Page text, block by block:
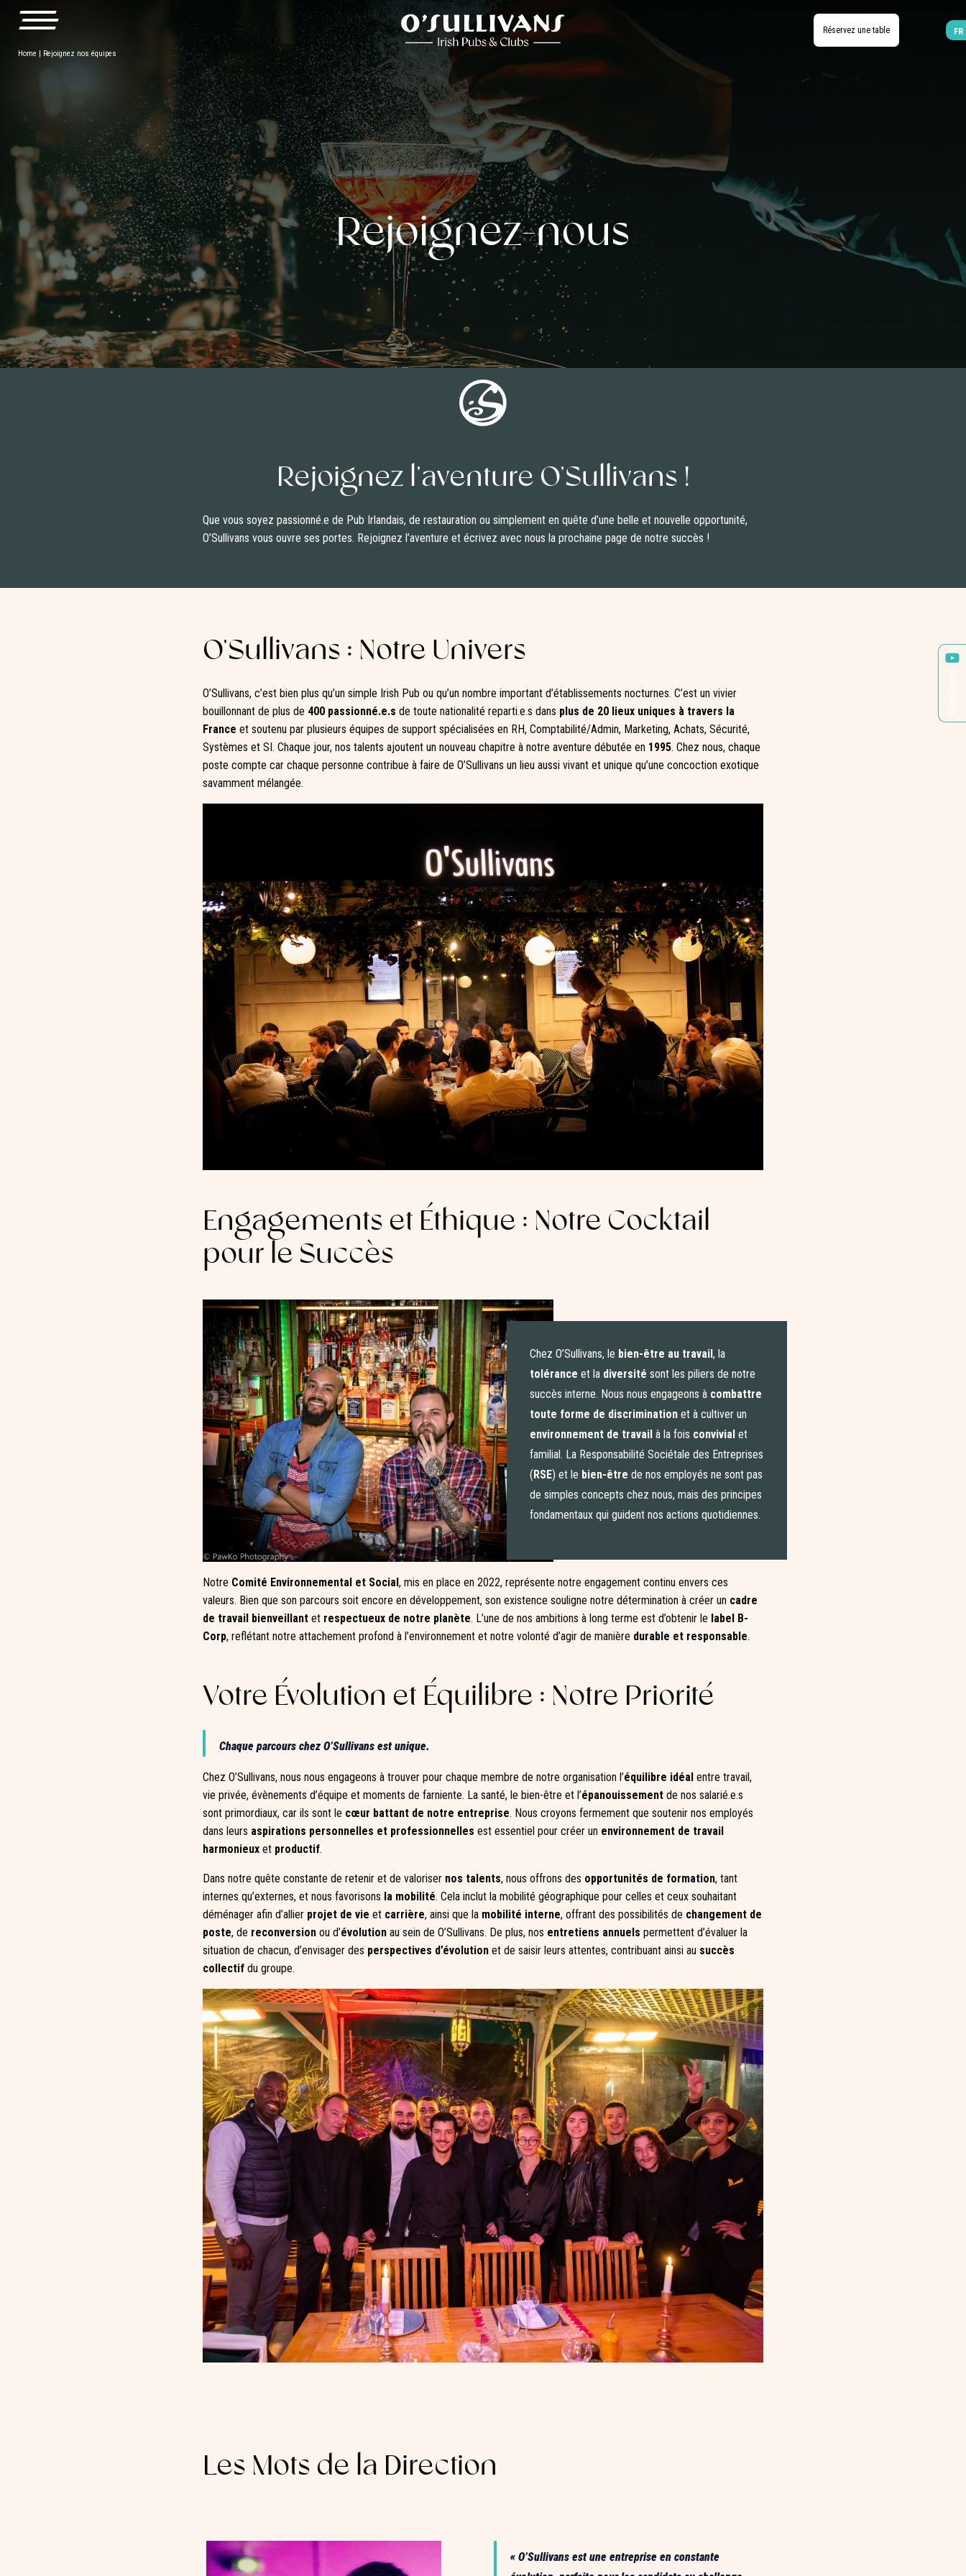
Réservez une table FR
Home | Rejoignez nos équipes
Rejoignez-nous
Rejoignez l’aventure O’Sullivans !
Que vous soyez passionné.e de Pub Irlandais, de restauration ou simplement en quête d’une belle et nouvelle opportunité,
O’Sullivans vous ouvre ses portes. Rejoignez l’aventure et écrivez avec nous la prochaine page de notre succès !
O’Sullivans : Notre Univers
O’Sullivans, c’est bien plus qu’un simple Irish Pub ou qu’un nombre important d’établissements nocturnes. C’est un vivier
bouillonnant de plus de 400 passionné.e.s de toute nationalité reparti.e.s dans plus de 20 lieux uniques à travers la
France et soutenu par plusieurs équipes de support spécialisées en RH, Comptabilité/Admin, Marketing, Achats, Sécurité,
Systèmes et SI. Chaque jour, nos talents ajoutent un nouveau chapitre à notre aventure débutée en 1995. Chez nous, chaque
poste compte car chaque personne contribue à faire de O’Sullivans un lieu aussi vivant et unique qu’une concoction exotique
savamment mélangée.
Engagements et Éthique : Notre Cocktail
pour le Succès
Chez O’Sullivans, le bien-être au travail, la
tolérance et la diversité sont les piliers de notre
succès interne. Nous nous engageons à combattre
toute forme de discriminationet à cultiver un
environnement de travailà la fois convivialet
familial. La Responsabilité Sociétale des Entreprises
(RSE) et le bien-être de nos employés ne sont pas
de simples concepts chez nous, mais des principes
fondamentaux qui guident nos actions quotidiennes.
Notre Comité Environnemental et Social , mis en place en 2022, représente notre engagement continu envers ces
valeurs. Bien que son parcours soit encore en développement, son existence souligne notre détermination à créer un cadre
de travail bienveillant et respectueux de notre planète. L’une de nos ambitions à long terme est d’obtenir le label B-
Corp, reflétant notre attachement profond à l’environnement et notre volonté d’agir de manière durable et responsable.
Votre Évolution et Équilibre : Notre Priorité
Chaque parcours chez O’Sullivans est unique.
Chez O’Sullivans, nous nous engageons à trouver pour chaque membre de notre organisation l’équilibre idéal entre travail,
vie privée, évènements d’équipe et moments de farniente. La santé, le bien-être et l’épanouissement de nos salarié.e.s
sont primordiaux, car ils sont le cœur battant de notre entreprise. Nous croyons fermement que soutenir nos employés
dans leurs aspirations personnelles et professionnelles est essentiel pour créer un environnement de travail
harmonieux et productif.
Dans notre quête constante de retenir et de valoriser nos talents, nous offrons des opportunités de formation, tant
internes qu’externes, et nous favorisons la mobilité. Cela inclut la mobilité géographique pour celles et ceux souhaitant
déménager afin d’allier projet de vie et carrière, ainsi que la mobilité interne, offrant des possibilités de changement de
poste, de reconversion ou d’évolution au sein de O’Sullivans. De plus, nos entretiens annuels permettent d’évaluer la
situation de chacun, d’envisager des perspectives d’évolution et de saisir leurs attentes, contribuant ainsi au succès
collectif du groupe.
Les Mots de la Direction
« O’Sullivans est une entreprise en constante